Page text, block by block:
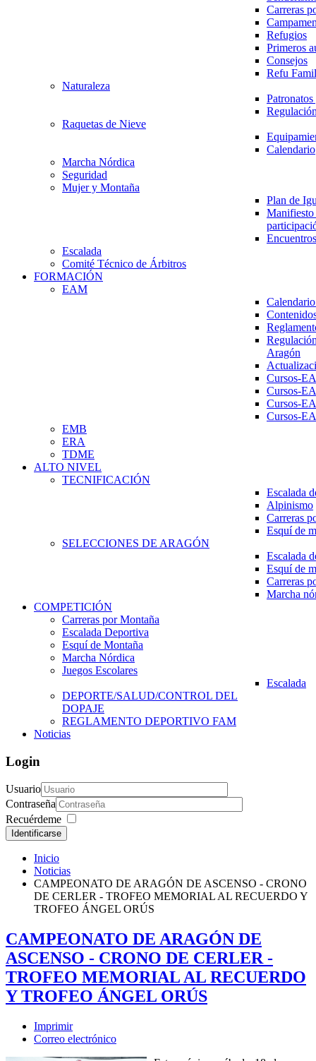
Carreras
Refugios
Primeros
Consejos
Refu
Naturaleza
Raquetas de Nieve
Calendario
Marcha Nórdica
Seguridad
Mujer y Montaña
Plan de
Escalada
Comité Técnico de Árbitros
FORMACIÓN
EAM
Aragón
Cursos-
Cursos-
Cursos-
Cursos-
EMB
ERA
TDME
ALTO NIVEL
TECNIFICACIÓN
Escalada
Alpinismo
Carreras
Esquí de
SELECCIONES DE ARAGÓN
Escalada
Esquí de
Carreras
Marcha
COMPETICIÓN
Carreras por Montaña
Escalada Deportiva
Esquí de Montaña
Marcha Nórdica
Juegos Escolares
Escalada
DEPORTE/SALUD/CONTROL DEL
DOPAJE
REGLAMENTO DEPORTIVO FAM
Noticias
Login
Usuario
Contraseña
Recuérdeme
Identificarse
Inicio
Noticias
CAMPEONATO DE ARAGÓN DE ASCENSO - CRONO
DE CERLER - TROFEO MEMORIAL AL RECUERDO Y
TROFEO ÁNGEL ORÚS
CAMPEONATO DE ARAGÓN DE
ASCENSO - CRONO DE CERLER -
TROFEO MEMORIAL AL RECUERDO
Y TROFEO ÁNGEL ORÚS
Imprimir
Correo electrónico